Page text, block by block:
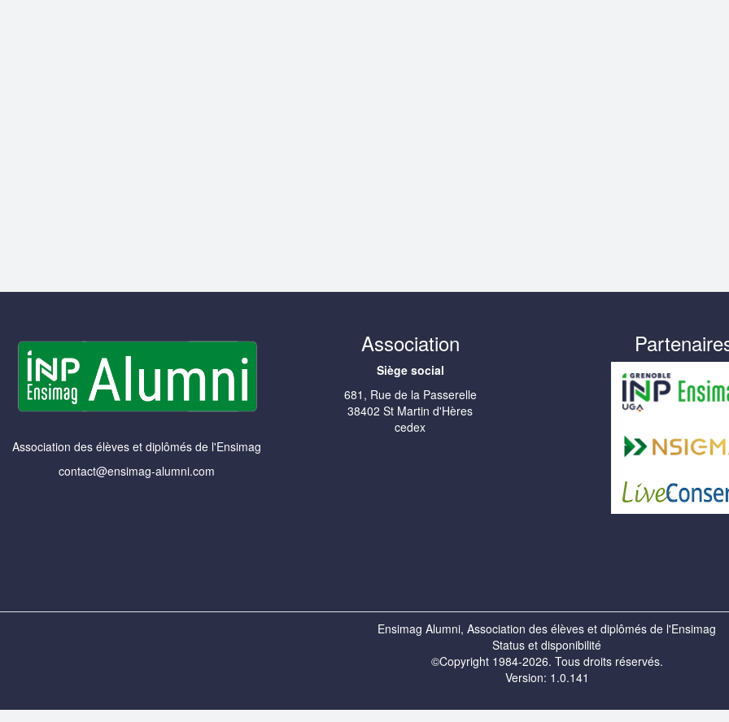
Association des élèves et diplômés de l'Ensimag
contact@ensimag-alumni.com
Association
Siège social
681, Rue de la Passerelle
38402 St Martin d'Hères
cedex
Ensimag Alumni, Association des élèves et diplômés de l'Ensimag
Status et disponibilité
©Copyright 1984-2026. Tous droits réservés.
Version: 1.0.141